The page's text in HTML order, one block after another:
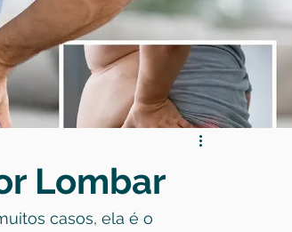
Lombar
casos, ela é o